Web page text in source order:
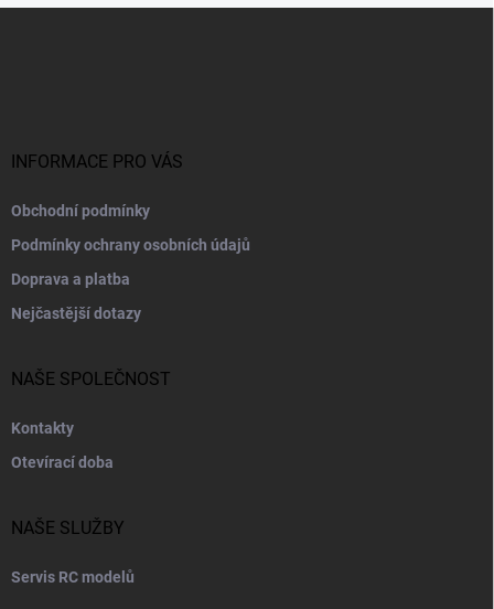
INFORMACE PRO VÁS
Obchodní podmínky
Podmínky ochrany osobních údajů
Doprava a platba
Nejčastější dotazy
NAŠE SPOLEČNOST
Kontakty
Otevírací doba
NAŠE SLUŽBY
Servis RC modelů